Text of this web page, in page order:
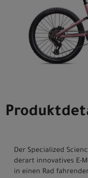
Der Specialized
derart innovatives E-
in einen Rad